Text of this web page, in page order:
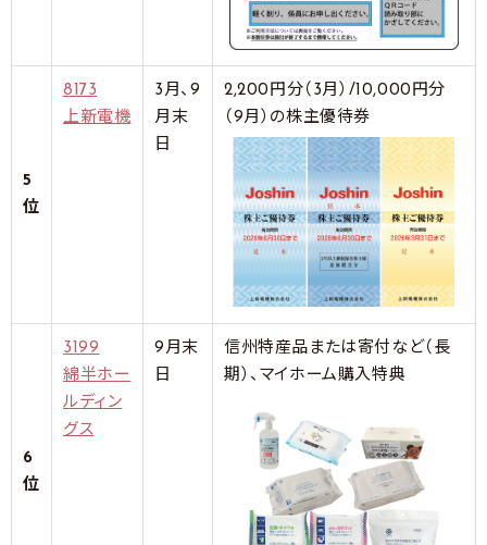
5
位
8173
上新電機
3月、9
月末
日
2,200円分（3月）/10,000円分
（9月）の株主優待券
6
位
3199
綿半ホー
ルディン
グス
9月末
日
信州特産品または寄付など（長
期）、マイホーム購入特典